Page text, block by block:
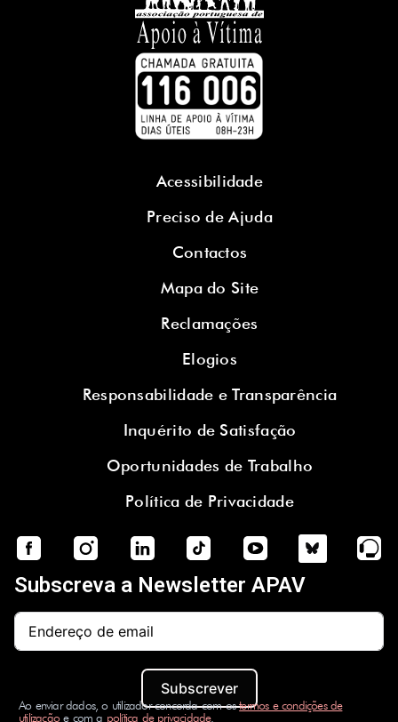
Acessibilidade
Preciso de Ajuda
Contactos
Mapa do Site
Reclamações
Elogios
Responsabilidade e Transparência
Inquérito de Satisfação
Oportunidades de Trabalho
Política de Privacidade
Subscreva a Newsletter APAV
Subscrever
Ao enviar dados, o utilizador concorda com ostermos e condições de
utilizaçãoe com a política de privacidade.